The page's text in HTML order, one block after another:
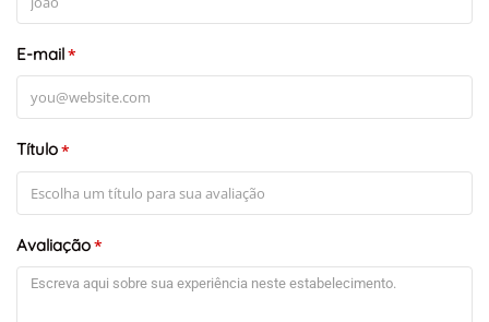
E-mail*
Título*
Avaliação*